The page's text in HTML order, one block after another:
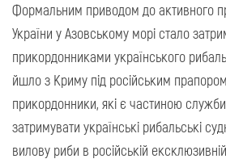
Формальним приводом до активного
України у Азовському морі стало
прикордонниками українського
йшло з Криму під російським прапором.
прикордонники, які є частиною
затримувати українські рибальські
вилову риби в російській